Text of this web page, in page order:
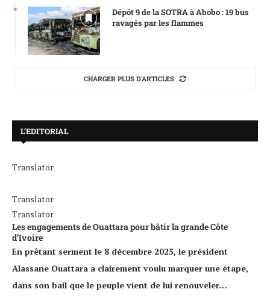
Dépôt 9 de la SOTRA à Abobo : 19 bus
ravagés par les flammes
CHARGER PLUS D'ARTICLES
L’EDITORIAL
Translator
Translator
Translator
Les engagements de Ouattara pour bâtir la grande Côte
d’Ivoire
En prêtant serment le 8 décembre 2025, le président
Alassane Ouattara a clairement voulu marquer une étape,
dans son bail que le peuple vient de lui renouveler…